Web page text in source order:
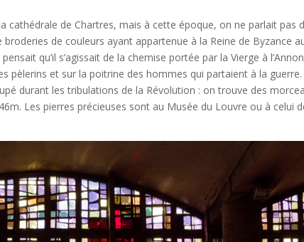
cathédrale de Chartres, mais à cette époque, on ne parlait pas
de couleurs ayant appartenue à la Reine de Byzance
qu’il s’agissait de la chemise portée par la Vierge à
pèlerins et sur la poitrine des hommes qui partaient à la guerre.
durant les tribulations de la Révolution : on trouve des
Les pierres précieuses sont au Musée du Louvre ou à celui